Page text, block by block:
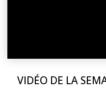
VIDÉO DE LA